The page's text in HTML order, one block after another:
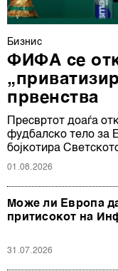
Бизнис
ФИФА се
првенства
Пресвртот доаѓа
фудбалско тело за
бојкотира
01.08.2026
Може ли Европа
притисокот на
31.07.2026